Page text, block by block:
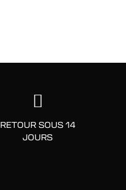
RETOUR SOUS 14
JOURS